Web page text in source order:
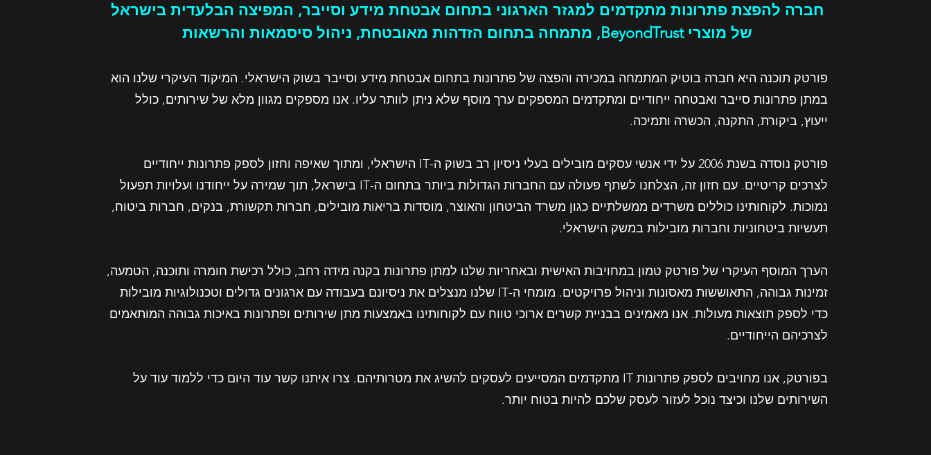
חברה להפצת פתרונות מתקדמים למגזר הארגוני בתחום אבטחת מידע וסייבר, המפיצה הבלעדית בישראל
של מוצרי BeyondTrust, מתמחה בתחום הזדהות מאובטחת, ניהול סיסמאות והרשאות
פורטק תוכנה היא חברה בוטיק המתמחה במכירה והפצה של פתרונות בתחום אבטחת מידע וסייבר בשוק הישראלי. המיקוד העיקרי שלנו הוא
במתן פתרונות סייבר ואבטחה ייחודיים ומתקדמים המספקים ערך מוסף שלא ניתן לוותר עליו. אנו מספקים מגוון מלא של שירותים, כולל
ייעוץ, ביקורת, התקנה, הכשרה ותמיכה.
פורטק נוסדה בשנת 2006 על ידי אנשי עסקים מובילים בעלי ניסיון רב בשוק ה-IT הישראלי, ומתוך שאיפה וחזון לספק פתרונות ייחודיים
לצרכים קריטיים. עם חזון זה, הצלחנו לשתף פעולה עם החברות הגדולות ביותר בתחום ה-IT בישראל, תוך שמירה על ייחודנו ועלויות תפעול
נמוכות. לקוחותינו כוללים משרדים ממשלתיים כגון משרד הביטחון והאוצר, מוסדות בריאות מובילים, חברות תקשורת, בנקים, חברות ביטוח,
תעשיות ביטחוניות וחברות מובילות במשק הישראלי.
הערך המוסף העיקרי של פורטק טמון במחויבות האישית ובאחריות שלנו למתן פתרונות בקנה מידה רחב, כולל רכישת חומרה ותוכנה, הטמעה,
זמינות גבוהה, התאוששות מאסונות וניהול פרויקטים. מומחי ה-IT שלנו מנצלים את ניסיונם בעבודה עם ארגונים גדולים וטכנולוגיות מובילות
כדי לספק תוצאות מעולות. אנו מאמינים בבניית קשרים ארוכי טווח עם לקוחותינו באמצעות מתן שירותים ופתרונות באיכות גבוהה המותאמים
לצרכיהם הייחודיים.
בפורטק, אנו מחויבים לספק פתרונות IT מתקדמים המסייעים לעסקים להשיג את מטרותיהם. צרו איתנו קשר עוד היום כדי ללמוד עוד על
השירותים שלנו וכיצד נוכל לעזור לעסק שלכם להיות בטוח יותר.